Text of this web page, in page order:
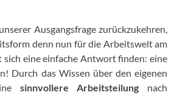
Ausgangsfrage zurückzukehren,
denn nun für die Arbeitswelt am
sich eine einfache Antwort finden: eine
Durch das Wissen über den eigenen
sinnvollere Arbeitsteilung nach